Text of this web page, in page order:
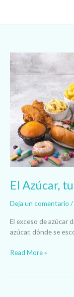
El Azúcar,
Deja un comentario /
El exceso de azúcar
azúcar, dónde se
Azúcar,
Cuerpo
tu
Salud
Read More »